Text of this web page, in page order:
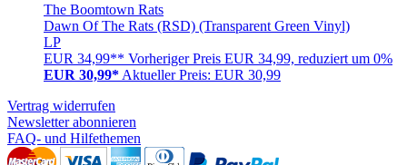
The Boomtown Rats
Dawn Of The Rats (RSD) (Transparent Green Vinyl)
LP
EUR 34,99** Vorheriger Preis EUR 34,99, reduziert um 0%
EUR 30,99* Aktueller Preis: EUR 30,99
Vertrag widerrufen
Newsletter abonnieren
FAQ- und Hilfethemen